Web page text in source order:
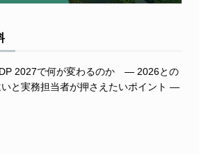
2027で何が変わるのか ― 2026との
と実務担当者が押さえたいポイント ―